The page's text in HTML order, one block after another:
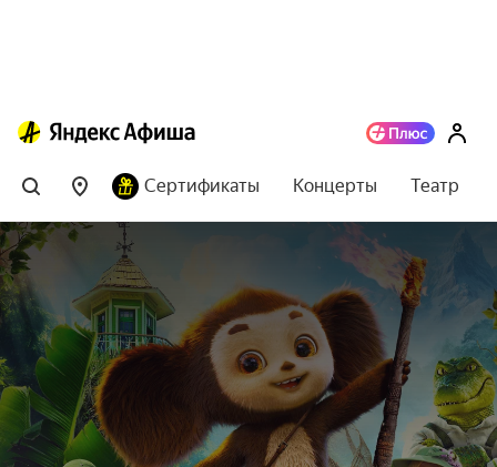
Сертификаты Концерты Театр